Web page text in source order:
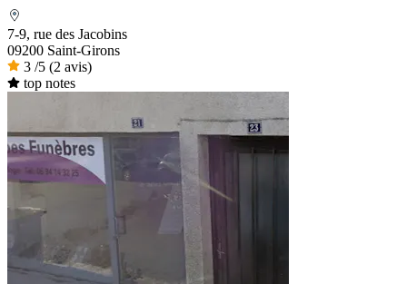
7-9, rue des Jacobins
09200 Saint-Girons
3 /5 (2 avis)
top notes